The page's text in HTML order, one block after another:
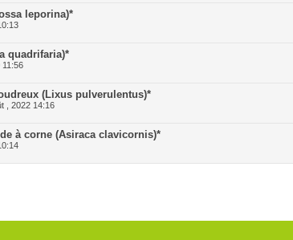
leporina)*
quadrifaria)*
11:56
(Lixus pulverulentus)*
, 2022 14:16
à corne (Asiraca clavicornis)*